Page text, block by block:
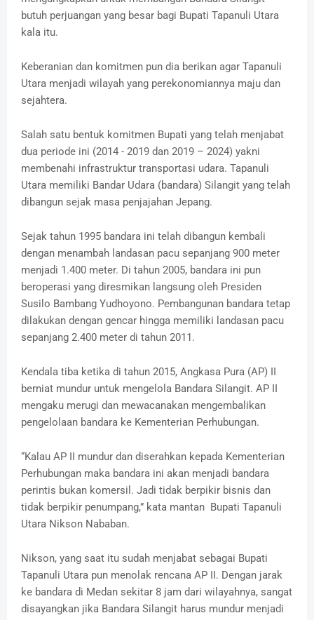
butuh perjuangan yang besar bagi Bupati Tapanuli Utara
kala itu.
Keberanian dan komitmen pun dia berikan agar Tapanuli
Utara menjadi wilayah yang perekonomiannya maju dan
sejahtera.
Salah satu bentuk komitmen Bupati yang telah menjabat
dua periode ini (2014 - 2019 dan 2019 – 2024) yakni
membenahi infrastruktur transportasi udara. Tapanuli
Utara memiliki Bandar Udara (bandara) Silangit yang telah
dibangun sejak masa penjajahan Jepang.
Sejak tahun 1995 bandara ini telah dibangun kembali
dengan menambah landasan pacu sepanjang 900 meter
menjadi 1.400 meter. Di tahun 2005, bandara ini pun
beroperasi yang diresmikan langsung oleh Presiden
Susilo Bambang Yudhoyono. Pembangunan bandara tetap
dilakukan dengan gencar hingga memiliki landasan pacu
sepanjang 2.400 meter di tahun 2011.
Kendala tiba ketika di tahun 2015, Angkasa Pura (AP) II
berniat mundur untuk mengelola Bandara Silangit. AP II
mengaku merugi dan mewacanakan mengembalikan
pengelolaan bandara ke Kementerian Perhubungan.
“Kalau AP II mundur dan diserahkan kepada Kementerian
Perhubungan maka bandara ini akan menjadi bandara
perintis bukan komersil. Jadi tidak berpikir bisnis dan
tidak berpikir penumpang,” kata mantan Bupati Tapanuli
Utara Nikson Nababan.
Nikson, yang saat itu sudah menjabat sebagai Bupati
Tapanuli Utara pun menolak rencana AP II. Dengan jarak
ke bandara di Medan sekitar 8 jam dari wilayahnya, sangat
disayangkan jika Bandara Silangit harus mundur menjadi